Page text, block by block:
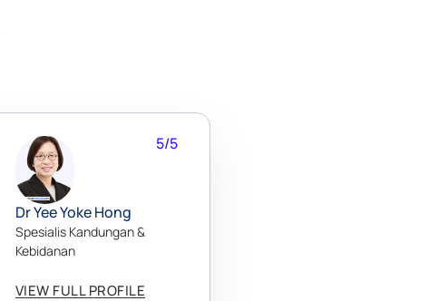
5/5
Dr Yee Yoke Hong
Spesialis Kandungan &
Kebidanan
VIEW FULL PROFILE